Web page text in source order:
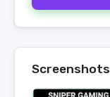
Screenshots